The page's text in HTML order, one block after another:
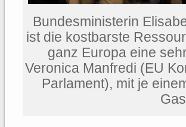
Bundesministerin
ist die kostbarste
ganz Europa eine
Veronica Manfredi (EU
Parlament), mit je